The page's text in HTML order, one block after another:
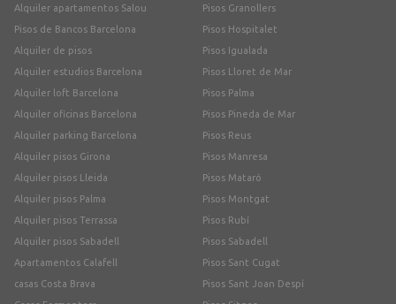
Alquiler apartamentos Salou
Pisos de Bancos Barcelona
Alquiler de pisos
Alquiler estudios Barcelona
Alquiler loft Barcelona
Alquiler oficinas Barcelona
Alquiler parking Barcelona
Alquiler pisos Girona
Alquiler pisos Lleida
Alquiler pisos Palma
Alquiler pisos Terrassa
Alquiler pisos Sabadell
Apartamentos Calafell
casas Costa Brava
Pisos Granollers
Pisos Hospitalet
Pisos Igualada
Pisos Lloret de Mar
Pisos Palma
Pisos Pineda de Mar
Pisos Reus
Pisos Manresa
Pisos Mataró
Pisos Montgat
Pisos Rubí
Pisos Sabadell
Pisos Sant Cugat
Pisos Sant Joan Despí